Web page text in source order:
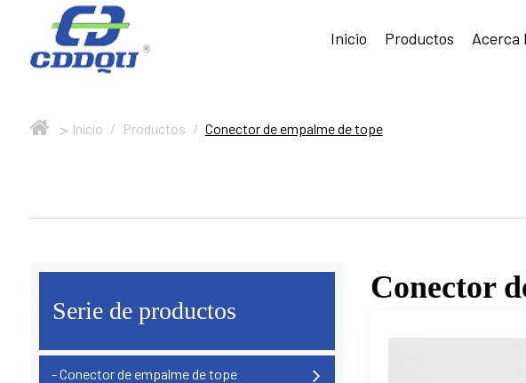
Inicio Productos Acerca
> Inicio / Productos / Conector de empalme de tope
Serie de productos
- Conector de empalme de tope
Conector